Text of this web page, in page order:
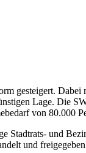
gesteigert. Dabei
Lage. Die
von 80.000
und
und